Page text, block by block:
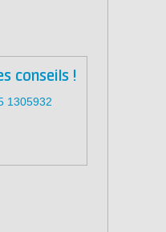
conseils !
1305932